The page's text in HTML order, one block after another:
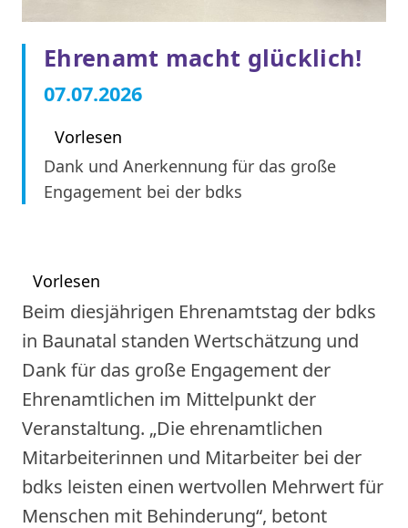
Ehrenamt macht glücklich!
07.07.2026
Vorlesen
Dank und Anerkennung für das große
Engagement bei der bdks
Vorlesen
Beim diesjährigen Ehrenamtstag der bdks
in Baunatal standen Wertschätzung und
Dank für das große Engagement der
Ehrenamtlichen im Mittelpunkt der
Veranstaltung. „Die ehrenamtlichen
Mitarbeiterinnen und Mitarbeiter bei der
bdks leisten einen wertvollen Mehrwert für
Menschen mit Behinderung“, betont